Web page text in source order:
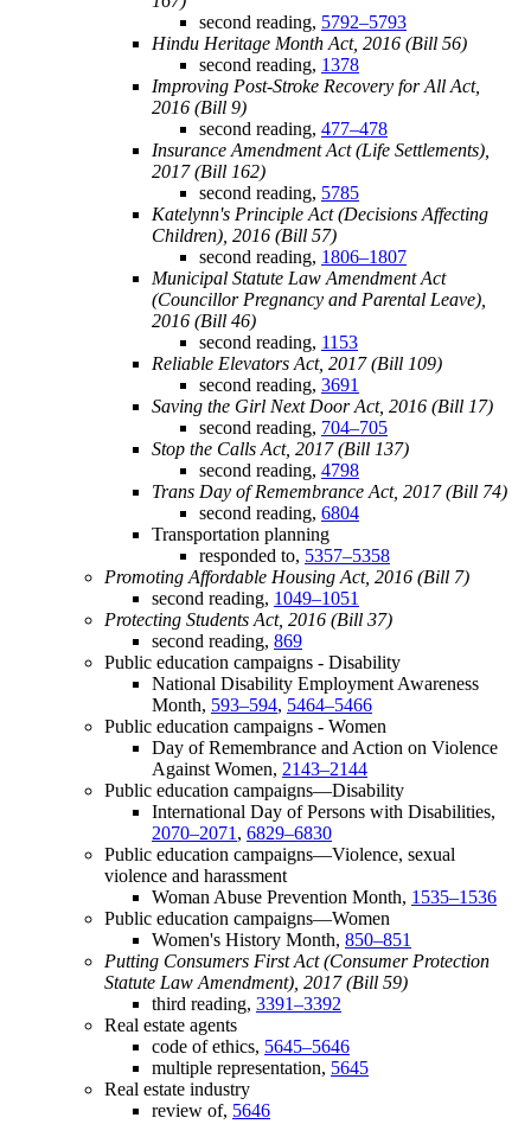
second reading, 5792–5793
Hindu Heritage Month Act, 2016 (Bill 56)
second reading, 1378
Improving Post-Stroke Recovery for All Act,
2016 (Bill 9)
second reading, 477–478
Insurance Amendment Act (Life Settlements),
2017 (Bill 162)
second reading, 5785
Katelynn's Principle Act (Decisions Affecting
Children), 2016 (Bill 57)
second reading, 1806–1807
Municipal Statute Law Amendment Act
(Councillor Pregnancy and Parental Leave),
2016 (Bill 46)
second reading, 1153
Reliable Elevators Act, 2017 (Bill 109)
second reading, 3691
Saving the Girl Next Door Act, 2016 (Bill 17)
second reading, 704–705
Stop the Calls Act, 2017 (Bill 137)
second reading, 4798
Trans Day of Remembrance Act, 2017 (Bill 74)
second reading, 6804
Transportation planning
responded to, 5357–5358
Promoting Affordable Housing Act, 2016 (Bill 7)
second reading, 1049–1051
Protecting Students Act, 2016 (Bill 37)
second reading, 869
Public education campaigns - Disability
National Disability Employment Awareness
Month, 593–594, 5464–5466
Public education campaigns - Women
Day of Remembrance and Action on Violence
Against Women, 2143–2144
Public education campaigns—Disability
International Day of Persons with Disabilities,
2070–2071 , 6829–6830
Public education campaigns—Violence, sexual
violence and harassment
Woman Abuse Prevention Month, 1535–1536
Public education campaigns—Women
Women's History Month, 850–851
Putting Consumers First Act (Consumer Protection
Statute Law Amendment), 2017 (Bill 59)
third reading, 3391–3392
Real estate agents
code of ethics, 5645–5646
multiple representation, 5645
Real estate industry
review of, 5646